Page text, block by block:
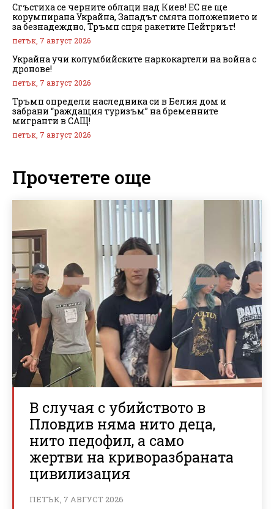
Сгъстиха се черните облаци над Киев! ЕС не ще
корумпирана Украйна, Западът смята положението и
за безнадеждно, Тръмп спря ракетите Пейтриът!
петък, 7 август 2026
Украйна учи колумбийските наркокартели на война с
дронове!
петък, 7 август 2026
Тръмп определи наследника си в Белия дом и
забрани “раждащия туризъм” на бременните
мигранти в САЩ!
петък, 7 август 2026
Прочетете още
В случая с убийството в
Пловдив няма нито деца,
нито педофил, а само
жертви на криворазбраната
цивилизация
ПЕТЪК, 7 АВГУСТ 2026